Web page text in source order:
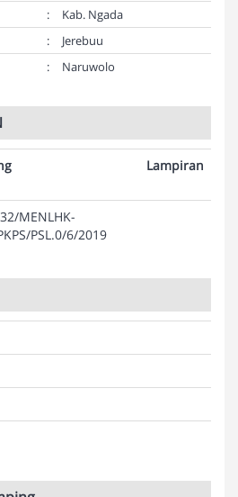
:
Kab. Ngada
:
Jerebuu
: Naruwolo
Lampiran
MENLHK-
PSL.0/6/2019